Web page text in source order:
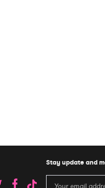
Stay update and